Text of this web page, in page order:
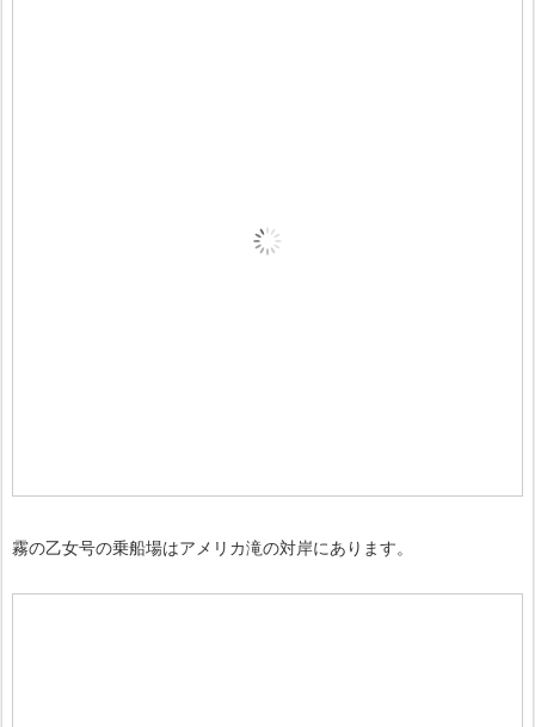
霧の乙女号の乗船場はアメリカ滝の対岸にあります。